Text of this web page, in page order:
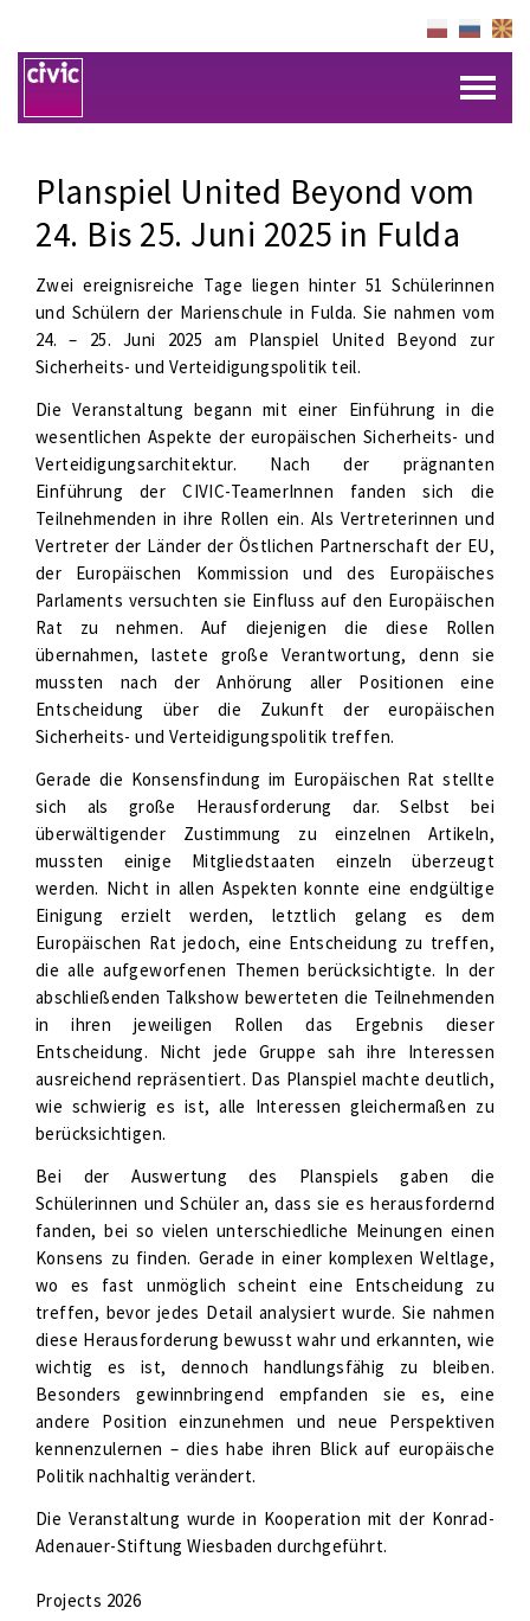
Planspiel United Beyond vom
24. Bis 25. Juni 2025 in Fulda
Zwei ereignisreiche Tage liegen hinter 51 Schülerinnen
und Schülern der Marienschule in Fulda. Sie nahmen vom
24. – 25. Juni 2025 am Planspiel United Beyond zur
Sicherheits- und Verteidigungspolitik teil.
Die Veranstaltung begann mit einer Einführung in die
wesentlichen Aspekte der europäischen Sicherheits- und
Verteidigungsarchitektur. Nach der prägnanten
Einführung der CIVIC-TeamerInnen fanden sich die
Teilnehmenden in ihre Rollen ein. Als Vertreterinnen und
Vertreter der Länder der Östlichen Partnerschaft der EU,
der Europäischen Kommission und des Europäisches
Parlaments versuchten sie Einfluss auf den Europäischen
Rat zu nehmen. Auf diejenigen die diese Rollen
übernahmen, lastete große Verantwortung, denn sie
mussten nach der Anhörung aller Positionen eine
Entscheidung über die Zukunft der europäischen
Sicherheits- und Verteidigungspolitik treffen.
Gerade die Konsensfindung im Europäischen Rat stellte
sich als große Herausforderung dar. Selbst bei
überwältigender Zustimmung zu einzelnen Artikeln,
mussten einige Mitgliedstaaten einzeln überzeugt
werden. Nicht in allen Aspekten konnte eine endgültige
Einigung erzielt werden, letztlich gelang es dem
Europäischen Rat jedoch, eine Entscheidung zu treffen,
die alle aufgeworfenen Themen berücksichtigte. In der
abschließenden Talkshow bewerteten die Teilnehmenden
in ihren jeweiligen Rollen das Ergebnis dieser
Entscheidung. Nicht jede Gruppe sah ihre Interessen
ausreichend repräsentiert. Das Planspiel machte deutlich,
wie schwierig es ist, alle Interessen gleichermaßen zu
berücksichtigen.
Bei der Auswertung des Planspiels gaben die
Schülerinnen und Schüler an, dass sie es herausfordernd
fanden, bei so vielen unterschiedliche Meinungen einen
Konsens zu finden. Gerade in einer komplexen Weltlage,
wo es fast unmöglich scheint eine Entscheidung zu
treffen, bevor jedes Detail analysiert wurde. Sie nahmen
diese Herausforderung bewusst wahr und erkannten, wie
wichtig es ist, dennoch handlungsfähig zu bleiben.
Besonders gewinnbringend empfanden sie es, eine
andere Position einzunehmen und neue Perspektiven
kennenzulernen – dies habe ihren Blick auf europäische
Politik nachhaltig verändert.
Die Veranstaltung wurde in Kooperation mit der Konrad-
Adenauer-Stiftung Wiesbaden durchgeführt.
Projects 2026